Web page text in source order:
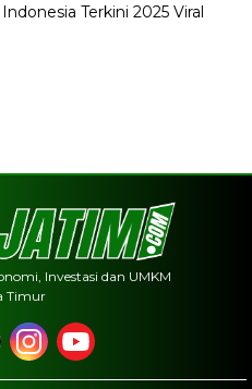
Terkini 2025 Viral
Investasi dan UMKM
Timur